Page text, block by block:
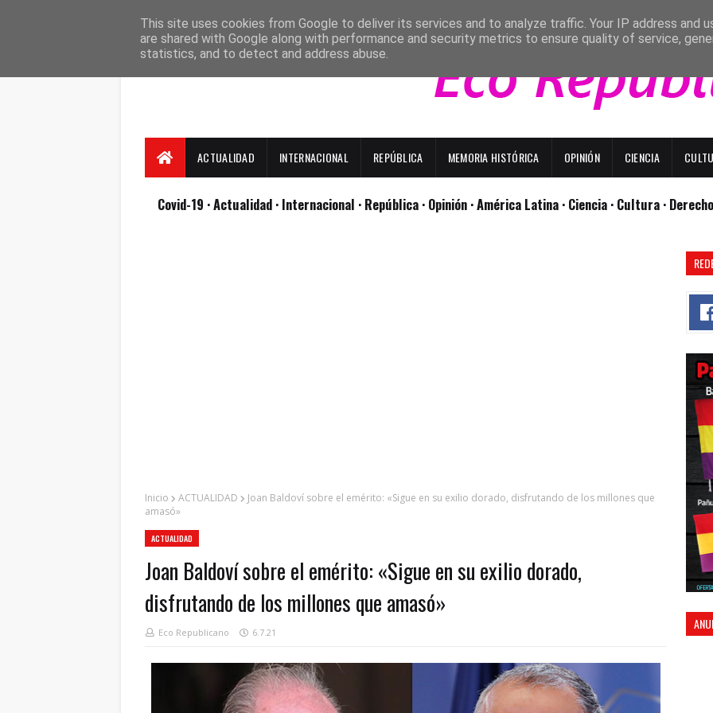
ACTUALIDAD INTERNACIONAL REPÚBLICA MEMORIA HISTÓRICA OPINIÓN CIENCIA
Covid-19 · Actualidad · Internacional · República · Opinión · América Latina · Ciencia · Cultura ·
Inicio ACTUALIDAD
Joan Baldoví sobre el emérito: «Sigue en su exilio dorado, disfrutando de los millones que
amasó»
ACTUALIDAD
Joan Baldoví sobre el emérito: «Sigue en su exilio dorado,
disfrutando de los millones que amasó»
Eco Republicano 6.7.21
This site uses cookies from Google to deliver its services and to analyze traffic. Your IP address and
are shared with Google along with performance and security metrics to ensure quality of service,
statistics, and to detect and address abuse.